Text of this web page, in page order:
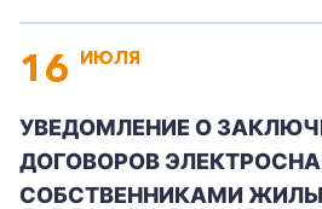
+7-800-700-24-57
Заказать обратный
16 ИЮЛЯ
УВЕДОМЛЕНИЕ О
ДОГОВОРОВ
СОБСТВЕННИКАМИ